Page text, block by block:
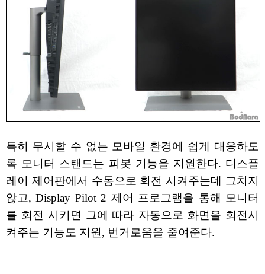
특히 무시할 수 없는 모바일 환경에 쉽게 대응하도
록 모니터 스탠드는 피봇 기능을 지원한다. 디스플
레이 제어판에서 수동으로 회전 시켜주는데 그치지
않고, Display Pilot 2 제어 프로그램을 통해 모니터
를 회전 시키면 그에 따라 자동으로 화면을 회전시
켜주는 기능도 지원, 번거로움을 줄여준다.